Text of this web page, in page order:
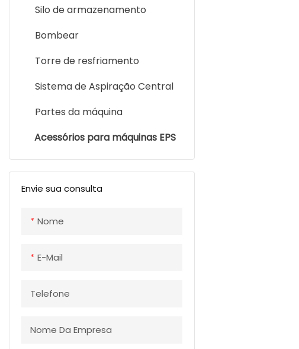
Máquina de embalagem EPS
Silo de armazenamento
Bombear
Torre de resfriamento
Sistema de Aspiração Central
Partes da máquina
Acessórios para máquinas EPS
Envie sua consulta
Nome
E-Mail
Telefone
Nome Da Empresa